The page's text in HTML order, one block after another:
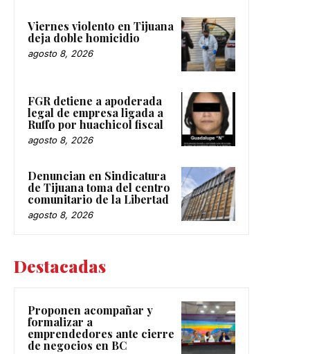
Viernes violento en Tijuana
deja doble homicidio
agosto 8, 2026
FGR detiene a apoderada
legal de empresa ligada a
Ruffo por huachicol fiscal
agosto 8, 2026
Denuncian en Sindicatura
de Tijuana toma del centro
comunitario de la Libertad
agosto 8, 2026
Destacadas
Proponen acompañar y
formalizar a
emprendedores ante cierre
de negocios en BC